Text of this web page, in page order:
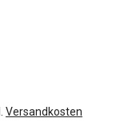
Versandkosten